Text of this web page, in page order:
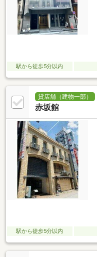
駅から徒歩5分以内
貸店舗（建物一部）
赤坂館
駅から徒歩5分以内